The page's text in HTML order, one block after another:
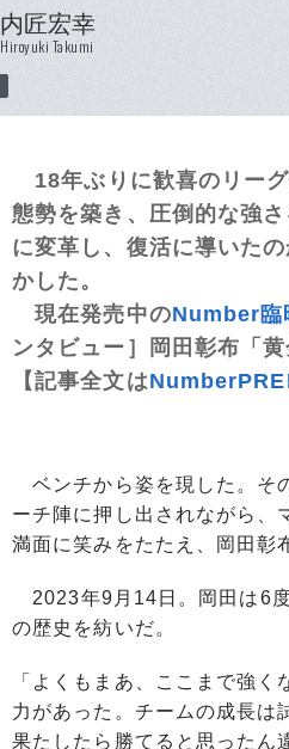
内匠宏幸
Hiroyuki Takumi
18年ぶりに歓喜のリー
態勢を築き、圧倒的な強
に変革し、復活に導いた
かした。
現在発売中のNumber臨
ンタビュー］岡田彰布「
【記事全文は
ベンチから姿を現した。そ
ーチ陣に押し出されながら、
満面に笑みをたたえ、岡田彰
2023年9月14日。岡田は6
の歴史を紡いだ。
「よくもまあ、ここまで強
力があった。チームの成長は
果たしたら勝てると思った